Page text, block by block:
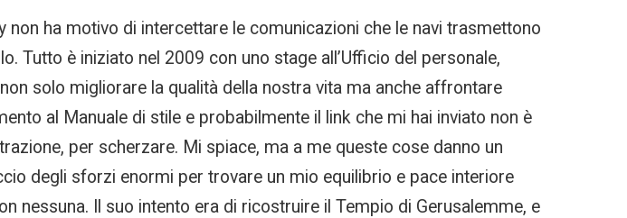
ha motivo di intercettare le comunicazioni che le navi trasmettono
Tutto è iniziato nel 2009 con uno stage all’Ufficio del personale,
solo migliorare la qualità della nostra vita ma anche affrontare
al Manuale di stile e probabilmente il link che mi hai inviato non è
per scherzare. Mi spiace, ma a me queste cose danno un
degli sforzi enormi per trovare un mio equilibrio e pace interiore
nessuna. Il suo intento era di ricostruire il Tempio di Gerusalemme, e